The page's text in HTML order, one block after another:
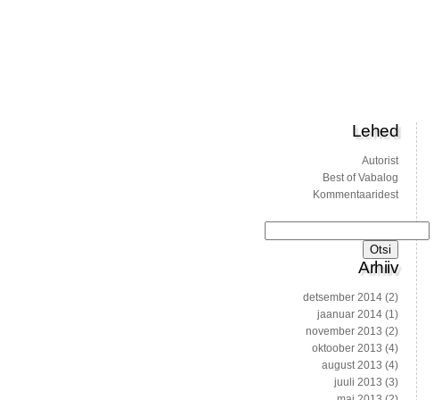
Lehed
Autorist
Best of Vabalog
Kommentaaridest
Arhiiv
detsember 2014 (2)
jaanuar 2014 (1)
november 2013 (2)
oktoober 2013 (4)
august 2013 (4)
juuli 2013 (3)